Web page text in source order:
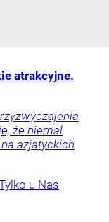
atrakcyjne.
że niemal
azjatyckich
u Nas